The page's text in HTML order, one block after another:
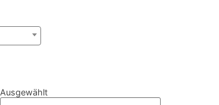
Ausgewählt